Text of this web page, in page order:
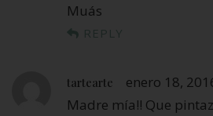
Muás
REPLY
tartearte
enero 18,
Madre mía!! Que